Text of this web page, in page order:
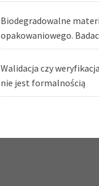
Biodegradowalne
opakowaniowego.
Walidacja czy
nie jest formalnością